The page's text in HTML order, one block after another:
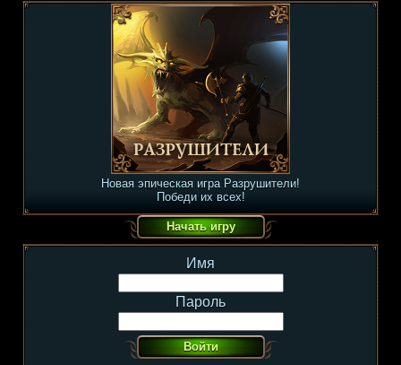
Новая эпическая игра Разрушители!
Победи их всех!
Имя
Пароль